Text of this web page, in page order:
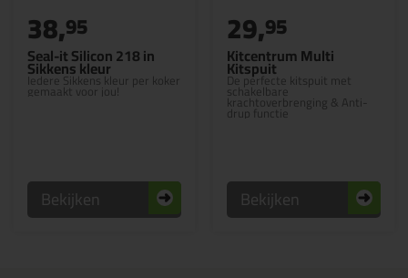
Seal-it Silicon 218 in
Sikkens kleur
Iedere Sikkens kleur per koker
gemaakt voor jou!
38,95
Bekijken
Kitcentrum Multi
Kitspuit
De perfecte kitspuit met
schakelbare
krachtoverbrenging & Anti-
drup functie
29,95
Bekijken